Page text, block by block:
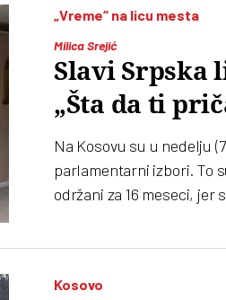
„Vreme“ na licu mesta
Milica Srejić
Slavi Srpska
„Šta da ti
Na Kosovu su u nedelju
parlamentarni izbori. To
održani za 16 meseci, jer
Kosovo